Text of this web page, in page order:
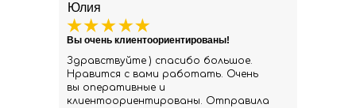
Юлия
Здравствуйте ) спасибо большое.
Нравится с вами работать. Очень
вы оперативные и
клиентоориентированы. Отправила
Вы очень клиентоориентированы!